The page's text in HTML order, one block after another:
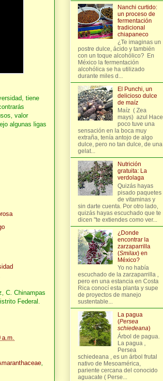
tiene
valor
algunas ligas
C. Chinampas
Federal.
,
Nanchi curtido:
un proceso de
fermentación
tradicional
chiapaneco
¿Te imaginas un
postre dulce, ácido y también
con un toque alcohólico? En
México la fermentación
alcohólica se ha utilizado
durante miles d...
El Punchi, un
delicioso dulce
de maíz
Maíz ( Zea
mays) azul Hace
poco tuve una
sensación en la boca muy
extraña, tenía antojo de algo
dulce, pero no tan dulce, de una
gelat...
Nutrición
gratuita: La
verdolaga
Quizás hayas
pisado paquetes
de vitaminas y
sin darte cuenta. Por otro lado,
quizás hayas escuchado que te
dicen "te extiendes como ver...
¿Donde
encontrar la
zarzaparrilla
(Smilax) en
México?
Yo no había
escuchado de la zarzaparrilla ,
pero en una estancia en Costa
Rica conocí esta planta y supe
de proyectos de manejo
sustentable...
La pagua
(Persea
schiedeana)
Árbol de pagua.
La pagua ,
Persea
schiedeana , es un árbol frutal
nativo de Mesoamérica,
pariente cercana del conocido
aguacate ( Perse...